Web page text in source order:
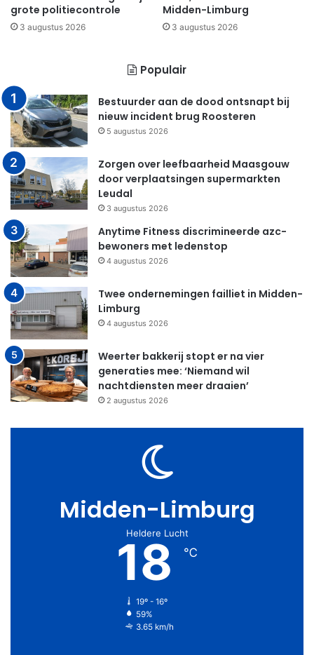
grote politiecontrole
3 augustus 2026
Midden-Limburg
3 augustus 2026
Populair
Bestuurder aan de dood ontsnapt bij
nieuw incident brug Roosteren
5 augustus 2026
Zorgen over leefbaarheid Maasgouw
door verplaatsingen supermarkten
Leudal
3 augustus 2026
Anytime Fitness discrimineerde azc-
bewoners met ledenstop
4 augustus 2026
Twee ondernemingen failliet in Midden-
Limburg
4 augustus 2026
Weerter bakkerij stopt er na vier
generaties mee: ‘Niemand wil
nachtdiensten meer draaien’
2 augustus 2026
Midden-Limburg
Heldere Lucht
18 ℃
19º - 16º
59%
3.65 km/h